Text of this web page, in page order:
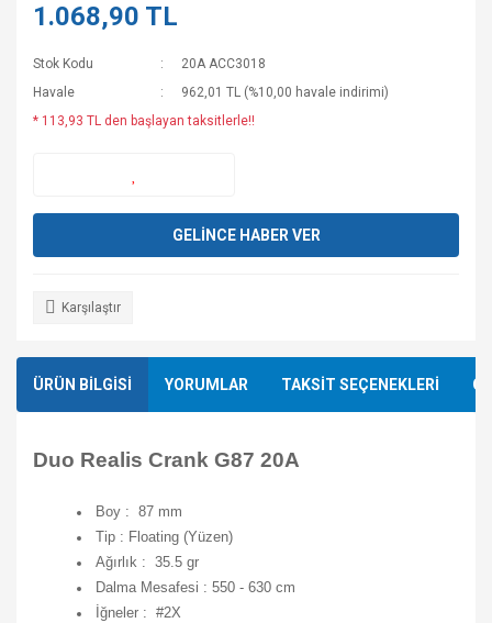
1.068,90 TL
Stok Kodu
20A ACC3018
Havale
962,01 TL (%10,00 havale indirimi)
* 113,93 TL den başlayan taksitlerle!!
GELİNCE HABER VER
Karşılaştır
ÜRÜN BİLGİSİ YORUMLAR TAKSİT SEÇENEKLERİ
Duo Realis Crank G87 20A
Boy : 87 mm
Tip : Floating (Yüzen)
Ağırlık : 35.5 gr
Dalma Mesafesi : 550 - 630 cm
İğneler : #2X